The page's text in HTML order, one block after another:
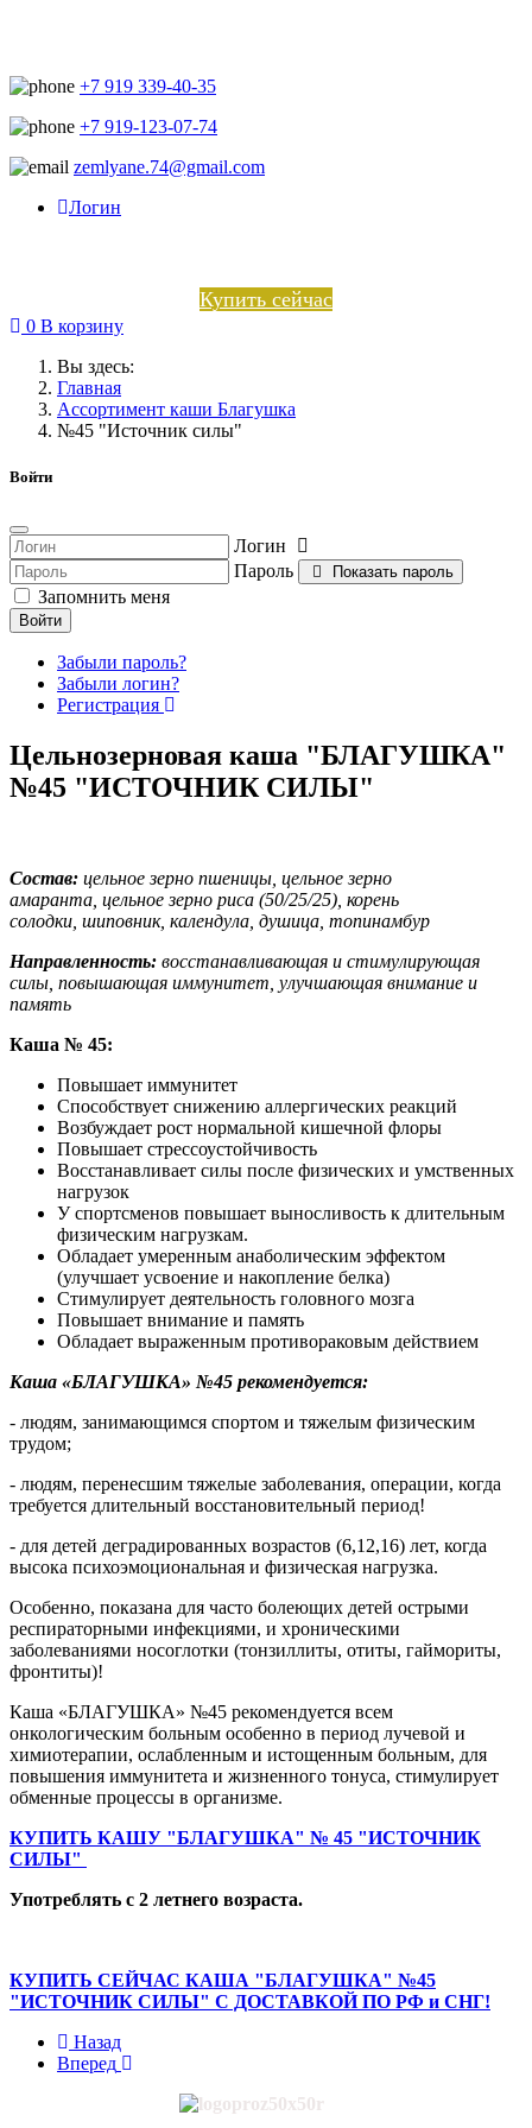
+7 919 339-40-35
+7 919-123-07-74
zemlyane.74@gmail.com
Логин
Купить сейчас
0 В корзину
Вы здесь:
Главная
Ассортимент каши Благушка
№45 "Источник силы"
Войти
Логин
Пароль
Показать пароль
Запомнить меня
Войти
Забыли пароль?
Забыли логин?
Регистрация
Цельнозерновая каша "БЛАГУШКА"
№45 "ИСТОЧНИК СИЛЫ"
Состав: цельное зерно пшеницы, цельное зерно
амаранта, цельное зерно риса (50/25/25), корень
солодки, шиповник, календула, душица, топинамбур
Направленность: восстанавливающая и стимулирующая
силы, повышающая иммунитет, улучшающая внимание и
память
Каша № 45:
Повышает иммунитет
Способствует снижению аллергических реакций
Возбуждает рост нормальной кишечной флоры
Повышает стрессоустойчивость
Восстанавливает силы после физических и умственных
нагрузок
У спортсменов повышает выносливость к длительным
физическим нагрузкам.
Обладает умеренным анаболическим эффектом
(улучшает усвоение и накопление белка)
Стимулирует деятельность головного мозга
Повышает внимание и память
Обладает выраженным противораковым действием
Каша «БЛАГУШКА» №45 рекомендуется:
- людям, занимающимся спортом и тяжелым физическим
трудом;
- людям, перенесшим тяжелые заболевания, операции, когда
требуется длительный восстановительный период!
- для детей деградированных возрастов (6,12,16) лет, когда
высока психоэмоциональная и физическая нагрузка.
Особенно, показана для часто болеющих детей острыми
респираторными инфекциями, и хроническими
заболеваниями носоглотки (тонзиллиты, отиты, гаймориты,
фронтиты)!
Каша «БЛАГУШКА» №45 рекомендуется всем
онкологическим больным особенно в период лучевой и
химиотерапии, ослабленным и истощенным больным, для
повышения иммунитета и жизненного тонуса, стимулирует
обменные процессы в организме.
КУПИТЬ КАШУ "БЛАГУШКА" № 45 "ИСТОЧНИК
СИЛЫ"
Употреблять с 2 летнего возраста.
КУПИТЬ СЕЙЧАС КАША "БЛАГУШКА" №45
"ИСТОЧНИК СИЛЫ" С ДОСТАВКОЙ ПО РФ и СНГ!
Назад
Вперед